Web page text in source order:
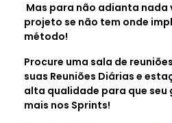
Mas para não adianta
projeto se não tem onde
método!
Procure uma sala de
suas Reuniões Diárias e
alta qualidade para que seu
mais nos Sprints!